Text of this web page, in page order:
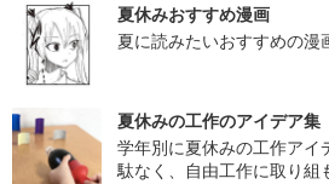
夏休みおすすめ漫画
夏に読みたいおすすめの漫
夏休みの工作のアイデア集
学年別に夏休みの工作アイ
駄なく、自由工作に取り組